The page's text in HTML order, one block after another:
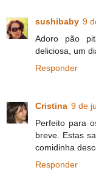
sushibaby 9
Adoro pão
deliciosa, um
Responder
Cristina 9 de
Perfeito para
breve. Estas
comidinha
Responder